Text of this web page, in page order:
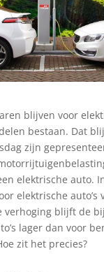
blijven voor
bestaan. Dat
zijn
elektrische auto.
elektrische auto’s
verhoging blijft de
lager dan voor
zit het precies?